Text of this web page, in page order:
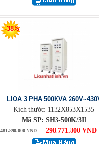
-38%
LIOA 3 PHA 500KVA
Kích thước: 1132X853X1535
Mã SP: SH3-500K/3II
481.890.000 VND 298.771.800 VND